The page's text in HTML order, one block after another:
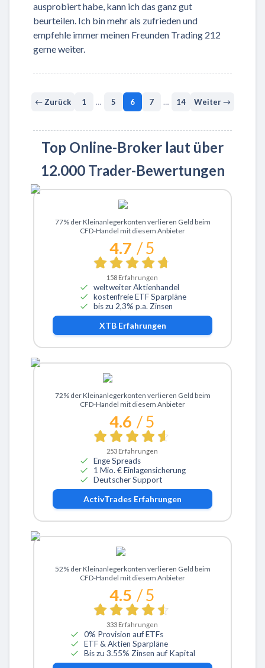
ausprobiert habe, kann ich das ganz gut
beurteilen. Ich bin mehr als zufrieden und
empfehle immer meinen Freunden Trading 212
gerne weiter.
← Zurück 1 … 5 6 7 … 14 Weiter →
Top Online-Broker laut über
12.000 Trader-Bewertungen
Zu XTB
77% der Kleinanlegerkonten verlieren Geld beim
CFD-Handel mit diesem Anbieter
4.7 / 5
158 Erfahrungen
weltweiter Aktienhandel
kostenfreie ETF Sparpläne
bis zu 2,3% p.a. Zinsen
XTBErfahrungen
Zu ActivTrades
72% der Kleinanlegerkonten verlieren Geld beim
CFD-Handel mit diesem Anbieter
4.6 / 5
253 Erfahrungen
Enge Spreads
1 Mio. € Einlagensicherung
Deutscher Support
ActivTrades Erfahrungen
Zu eToro
52% der Kleinanlegerkonten verlieren Geld beim
CFD-Handel mit diesem Anbieter
4.5 / 5
333 Erfahrungen
0% Provision auf ETFs
ETF & Aktien Sparpläne
Bis zu 3.55% Zinsen auf Kapital